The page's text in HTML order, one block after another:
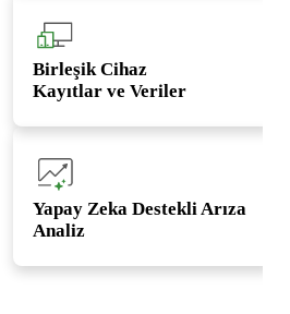
Birleşik Cihaz
Kayıtlar ve Veriler
Yapay Zeka Destekli Arıza
Analiz